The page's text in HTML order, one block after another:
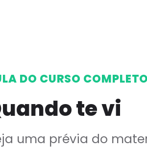
DO CURSO COMPLETO
te vi
uma prévia do